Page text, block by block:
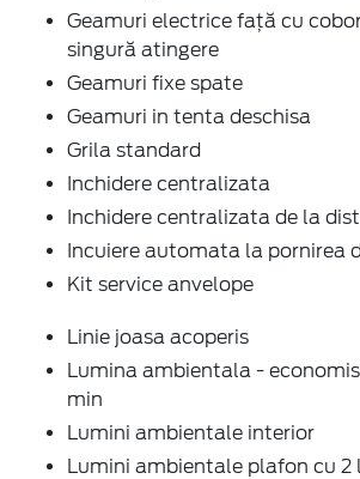
Geamuri electrice faţă cu
singură atingere
Geamuri fixe spate
Geamuri in tenta deschisa
Grila standard
Inchidere centralizata
Inchidere centralizata de la
Incuiere automata la pornirea
Kit service anvelope
Linie joasa acoperis
Lumina ambientala -
min
Lumini ambientale interior
Lumini ambientale plafon cu 2